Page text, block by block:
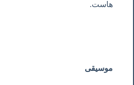
هاست.
موسیقی